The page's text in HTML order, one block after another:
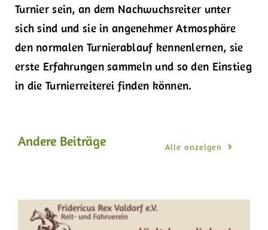
Turnier sein, an dem Nachwuchsreiter unter
sich sind und sie in angenehmer Atmosphäre
den normalen Turnierablauf kennenlernen, sie
erste Erfahrungen sammeln und so den Einstieg
in die Turnierreiterei finden können.
Andere Beiträge Alle anzeigen